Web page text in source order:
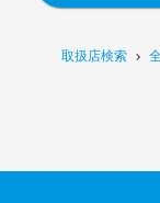
取扱店検索